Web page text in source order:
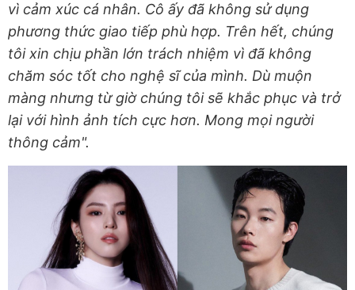
vì cảm xúc cá nhân. Cô ấy đã không sử dụng
phương thức giao tiếp phù hợp. Trên hết, chúng
tôi xin chịu phần lớn trách nhiệm vì đã không
chăm sóc tốt cho nghệ sĩ của mình. Dù muộn
màng nhưng từ giờ chúng tôi sẽ khắc phục và trở
lại với hình ảnh tích cực hơn. Mong mọi người
thông cảm".